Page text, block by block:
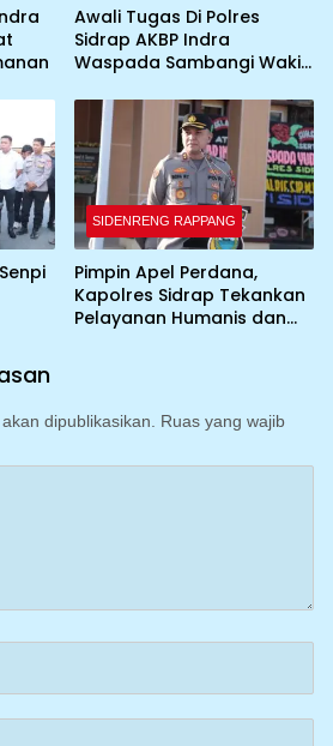
Awali Tugas Di Polres
Sidrap AKBP Indra
Waspada Sambangi Wakil
SIDENRENG RAPPANG
Pimpin Apel Perdana,
Kapolres Sidrap Tekankan
Pelayanan Humanis dan
dipublikasikan. Ruas yang wajib